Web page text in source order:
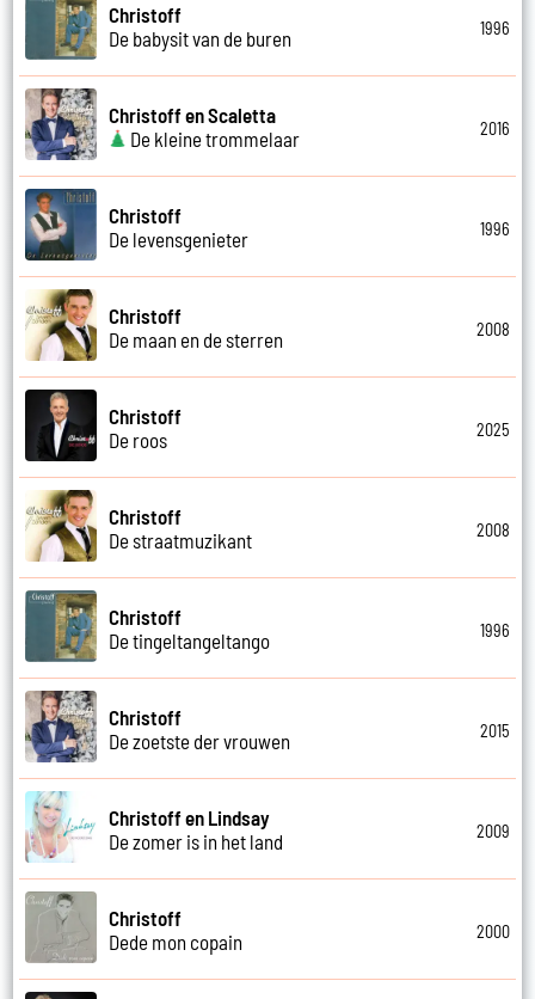
Christoff
De babysit van de buren
1996
Christoff en Scaletta
De kleine trommelaar
2016
Christoff
De levensgenieter
1996
Christoff
De maan en de sterren
2008
Christoff
De roos
2025
Christoff
De straatmuzikant
2008
Christoff
De tingeltangeltango
1996
Christoff
De zoetste der vrouwen
2015
Christoff en Lindsay
De zomer is in het land
2009
Christoff
Dede mon copain
2000